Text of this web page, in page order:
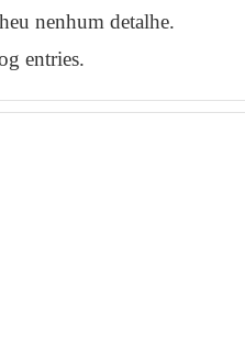
nenhum detalhe.
entries.